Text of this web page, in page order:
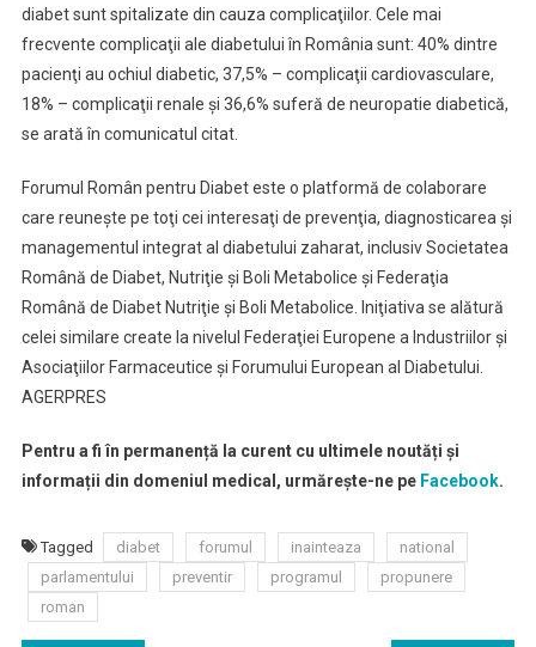
diabet sunt spitalizate din cauza complicaţiilor. Cele mai
frecvente complicaţii ale diabetului în România sunt: 40% dintre
pacienţi au ochiul diabetic, 37,5% – complicaţii cardiovasculare,
18% – complicaţii renale şi 36,6% suferă de neuropatie diabetică,
se arată în comunicatul citat.
Forumul Român pentru Diabet este o platformă de colaborare
care reuneşte pe toţi cei interesaţi de prevenţia, diagnosticarea şi
managementul integrat al diabetului zaharat, inclusiv Societatea
Română de Diabet, Nutriţie şi Boli Metabolice şi Federaţia
Română de Diabet Nutriţie şi Boli Metabolice. Iniţiativa se alătură
celei similare create la nivelul Federaţiei Europene a Industriilor şi
Asociaţiilor Farmaceutice şi Forumului European al Diabetului.
AGERPRES
Pentru a fi în permanență la curent cu ultimele noutăți și
informații din domeniul medical, urmărește-ne pe Facebook.
Tagged diabet forumul inainteaza
national
parlamentului
preventir programul
propunere
roman